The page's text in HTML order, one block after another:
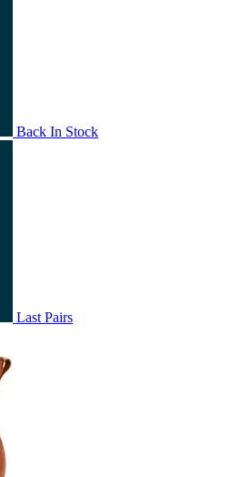
Back In Stock
Last Pairs